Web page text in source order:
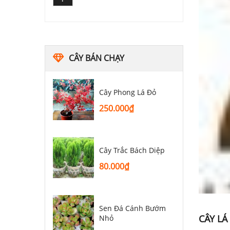
CÂY BÁN CHẠY
Cây Phong Lá Đỏ
250.000₫
Cây Trắc Bách Diệp
80.000₫
Sen Đá Cánh Bướm
Nhỏ
CÂY